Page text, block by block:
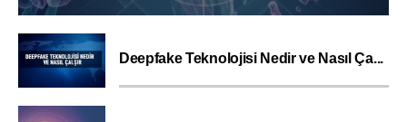
Deepfake Teknolojisi Nedir ve Nasıl Ça...